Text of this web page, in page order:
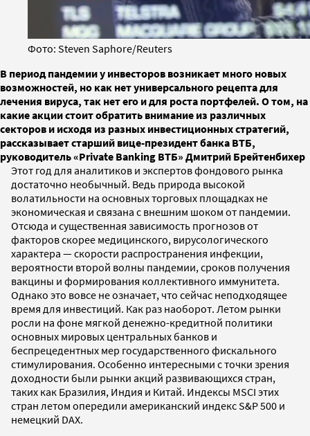
Фото: Steven Saphore/Reuters
В период пандемии у инвесторов возникает много новых
возможностей, но как нет универсального рецепта для
лечения вируса, так нет его и для роста портфелей. О том, на
какие акции стоит обратить внимание из различных
секторов и исходя из разных инвестиционных стратегий,
рассказывает старший вице-президент банка ВТБ,
руководитель «Private Banking ВТБ» Дмитрий Брейтенбихер
Этот год для аналитиков и экспертов фондового рынка
достаточно необычный. Ведь природа высокой
волатильности на основных торговых площадках не
экономическая и связана с внешним шоком от пандемии.
Отсюда и существенная зависимость прогнозов от
факторов скорее медицинского, вирусологического
характера — скорости распространения инфекции,
вероятности второй волны пандемии, сроков получения
вакцины и формирования коллективного иммунитета.
Однако это вовсе не означает, что сейчас неподходящее
время для инвестиций. Как раз наоборот. Летом рынки
росли на фоне мягкой денежно-кредитной политики
основных мировых центральных банков и
беспрецедентных мер государственного фискального
стимулирования. Особенно интересными с точки зрения
доходности были рынки акций развивающихся стран,
таких как Бразилия, Индия и Китай. Индексы MSCI этих
стран летом опередили американский индекс S&P 500 и
немецкий DAX.